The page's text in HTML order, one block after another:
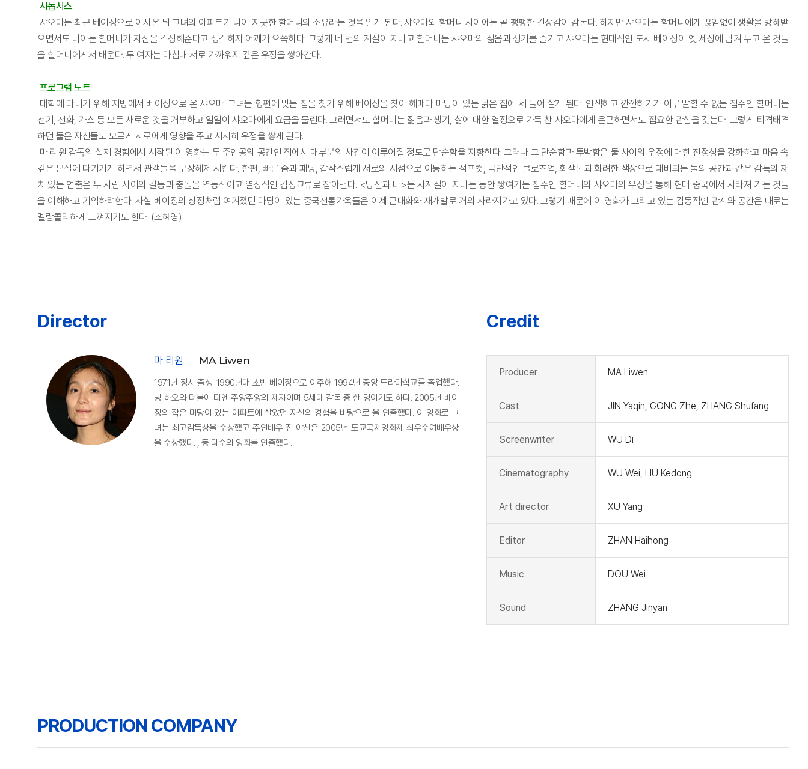
시놉시스
샤오마는 최근 베이징으로 이사온 뒤 그녀의 아파트가 나이 지긋한 할머니의 소유라는 것을 알게 된다. 샤오마와 할머니 사이에는 곧 팽팽한 긴장감이 감돈다. 하지만 샤오마는 할머니에게 끊임없이 생활을 방해받
으면서도 나이든 할머니가 자신을 걱정해준다고 생각하자 어깨가 으쓱하다. 그렇게 네 번의 계절이 지나고 할머니는 샤오마의 젊음과 생기를 즐기고 샤오마는 현대적인 도시 베이징이 옛 세상에 남겨 두고 온 것들
을 할머니에게서 배운다. 두 여자는 마침내 서로 가까워져 깊은 우정을 쌓아간다.
프로그램 노트
대학에 다니기 위해 지방에서 베이징으로 온 샤오마. 그녀는 형편에 맞는 집을 찾기 위해 베이징을 찾아 헤매다 마당이 있는 낡은 집에 세 들어 살게 된다. 인색하고 깐깐하기가 이루 말할 수 없는 집주인 할머니는
전기, 전화, 가스 등 모든 새로운 것을 거부하고 일일이 샤오마에게 요금을 물린다. 그러면서도 할머니는 젊음과 생기, 삶에 대한 열정으로 가득 찬 샤오마에게 은근하면서도 집요한 관심을 갖는다. 그렇게 티격태격
하던 둘은 자신들도 모르게 서로에게 영향을 주고 서서히 우정을 쌓게 된다.
마 리원 감독의 실제 경험에서 시작된 이 영화는 두 주인공의 공간인 집에서 대부분의 사건이 이루어질 정도로 단순함을 지향한다. 그러나 그 단순함과 투박함은 둘 사이의 우정에 대한 진정성을 강화하고 마음 속
깊은 본질에 다가가게 하면서 관객들을 무장해제 시킨다. 한편, 빠른 줌과 패닝, 갑작스럽게 서로의 시점으로 이동하는 점프컷, 극단적인 클로즈업, 회색톤과 화려한 색상으로 대비되는 둘의 공간과 같은 감독의 재
치 있는 연출은 두 사람 사이의 갈등과 충돌을 역동적이고 열정적인 감정교류로 잡아낸다. <당신과 나>는 사계절이 지나는 동안 쌓여가는 집주인 할머니와 샤오마의 우정을 통해 현대 중국에서 사라져 가는 것들
을 이해하고 기억하려한다. 사실 베이징의 상징처럼 여겨졌던 마당이 있는 중국전통가옥들은 이제 근대화와 재개발로 거의 사라져가고 있다. 그렇기 때문에 이 영화가 그리고 있는 감동적인 관계와 공간은 때로는
멜랑콜리하게 느껴지기도 한다. (조혜영)
Director
마 리원 MA Liwen
1971년 장시 출생. 1990년대 초반 베이징으로 이주해 1994년 중앙 드라마학교를 졸업했다.
닝 하오와 더불어 티엔 주앙주앙의 제자이며 5세대 감독 중 한 명이기도 하다. 2005년 베이
징의 작은 마당이 있는 아파트에 살았던 자신의 경험을 바탕으로 을 연출했다. 이 영화로 그
녀는 최고감독상을 수상했고 주연배우 진 야친은 2005년 도쿄국제영화제 최우수여배우상
을 수상했다. , 등 다수의 영화를 연출했다.
Credit
Producer MA Liwen
Cast JIN Yaqin, GONG Zhe, ZHANG Shufang
Screenwriter WU Di
Cinematography WU Wei, LIU Kedong
Art director XU Yang
Editor ZHAN Haihong
Music DOU Wei
Sound ZHANG Jinyan
PRODUCTION COMPANY